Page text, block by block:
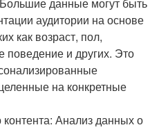
аудитории на основе
как возраст, пол,
поведение и других. Это
на конкретные
Анализ данных о